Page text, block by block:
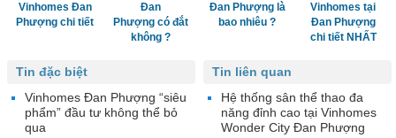
Vinhomes Đan
Phượng chi tiết
Đan
Phượng có đắt
không ?
Đan Phượng là
bao nhiêu ?
Vinhomes tại
Đan Phượng
chi tiết NHẤT
Tin liên quan
Hệ thống sân thể thao đa
năng đỉnh cao tại Vinhomes
Wonder City Đan Phượng
Tin đặc biệt
Vinhomes Đan Phượng “siêu
phẩm” đầu tư không thể bỏ
qua